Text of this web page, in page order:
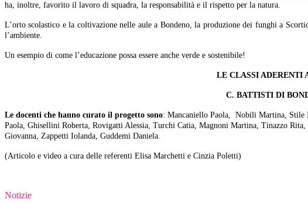
ha, inoltre, favorito il lavoro di squadra, la responsabilità e il rispetto per la natura.
L’orto scolastico e la coltivazione nelle aule a Bondeno, la produzione dei funghi a
l’ambiente.
Un esempio di come l’educazione possa essere anche verde e sostenibile!
LE CLASSI ADERENTI
C. BATTISTI DI
Le docenti che hanno curato il progetto sono: Mancaniello Paola, Nobili Martina, Stile
Paola, Ghisellini Roberta, Rovigatti Alessia, Turchi Catia, Magnoni Martina, Tinazzo Rita,
Giovanna, Zappetti Iolanda, Guddemi Daniela.
(Articolo e video a cura delle referenti Elisa Marchetti e Cinzia Poletti)
Notizie